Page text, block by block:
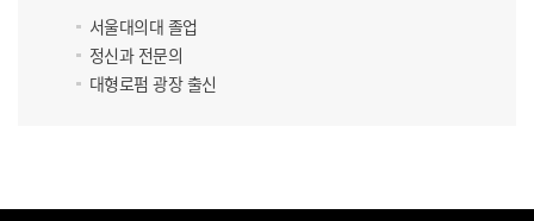
서울대의대 졸업
정신과 전문의
대형로펌 광장 출신